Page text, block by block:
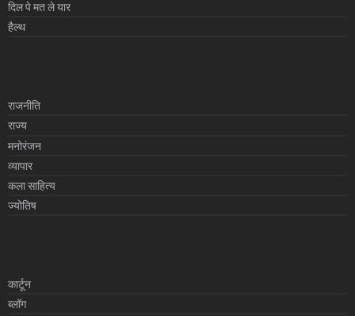
दिल पे मत ले यार
हैल्थ
राजनीति
राज्य
मनोरंजन
व्यापार
कला साहित्य
ज्योतिष
कार्टून
ब्लॉग